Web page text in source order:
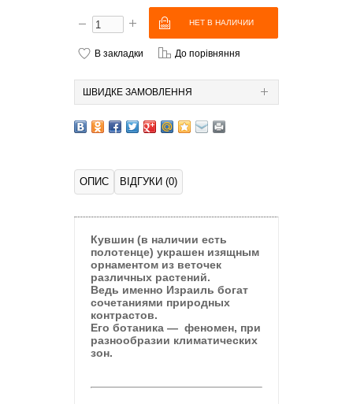
В закладки До порівняння
ШВИДКЕ ЗАМОВЛЕННЯ
ОПИС ВІДГУКИ (0)
Кувшин (в наличии есть
полотенце) украшен изящным
орнаментом из веточек
различных растений.
Ведь именно Израиль богат
сочетаниями природных
контрастов.
Его ботаника — феномен, при
разнообразии климатических
зон.